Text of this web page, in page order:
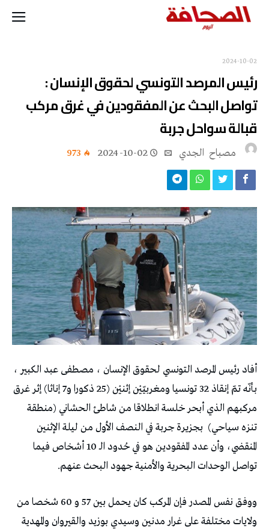
2024-10-02
رئيس المرصد التونسي لحقوق الإنسان :
تواصل البحث عن المفقودين في غرق مركب
قبالة سواحل جربة
مصباح ‭ ‬الجدي 2024-10-02
973
أفاد رئيس المرصد التونسي لحقوق الإنسان ، مصطفى عبد الكبير ،
بأنّه تمّ إنقاذ 32 تونسيا ومغربيّيْن إثنيْن (25 ذكورا و7 إناثا) إثر غرق
مركبهم الذي أبحر خلسة انطلاقا من شاطئ الحشاني (منطقة
تنزه سياحي) بجزيرة جربة في النصف الأول من ليلة الإثنين
المنقضي، وأن عدد المفقودين هو في حُدود الـ 10 أشخاص فيما
تواصل الوحدات البحرية والأمنية جهود البحث عنهم.
ووفق نفس المصدر فإن المركب كان يحمل بين 57 و 60 شخصا من
ولايات مختلفة على غرار مدنين وسيدي بوزيد والقيروان والمهدية